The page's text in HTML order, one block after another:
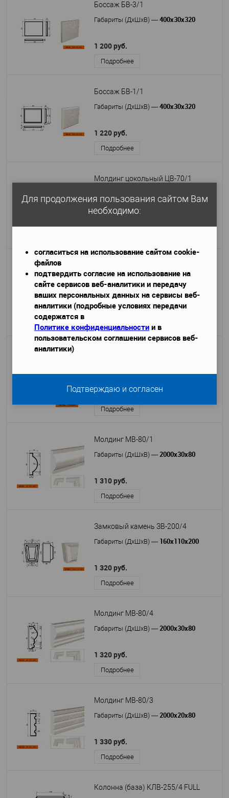
Боссаж БВ-3/1
Габариты (ДхШхВ) — 400х30х320
1 200 руб.
Подробнее
Боссаж БВ-1/1
Габариты (ДхШхВ) — 400х30х320
1 220 руб.
Подробнее
Молдинг цокольный ЦВ-70/1
2000х40х70
1 300 руб./ шт
1 300 руб.
Подробнее
Молдинг МВ-80/1
Габариты (ДхШхВ) — 2000х30х80
1 310 руб.
Подробнее
Замковый камень ЗВ-200/4
Габариты (ДхШхВ) — 160х110х200
1 320 руб.
Подробнее
Молдинг МВ-80/4
Габариты (ДхШхВ) — 2000х30х80
1 320 руб.
Подробнее
Молдинг МВ-80/3
Габариты (ДхШхВ) — 2000х20х80
1 330 руб.
Подробнее
Колонна (база) КЛВ-255/4 FULL
Для продолжения пользования сайтом Вам
необходимо:
согласиться на использование сайтом cookie-
файлов
подтвердить согласие на использование на
сайте сервисов веб-аналитики и передачу
ваших персональных данных на сервисы веб-
аналитики (подробные условиях передачи
содержатся в
Политике конфиденциальности и в
пользовательском соглашении сервисов веб-
аналитики)
Подтверждаю и согласен